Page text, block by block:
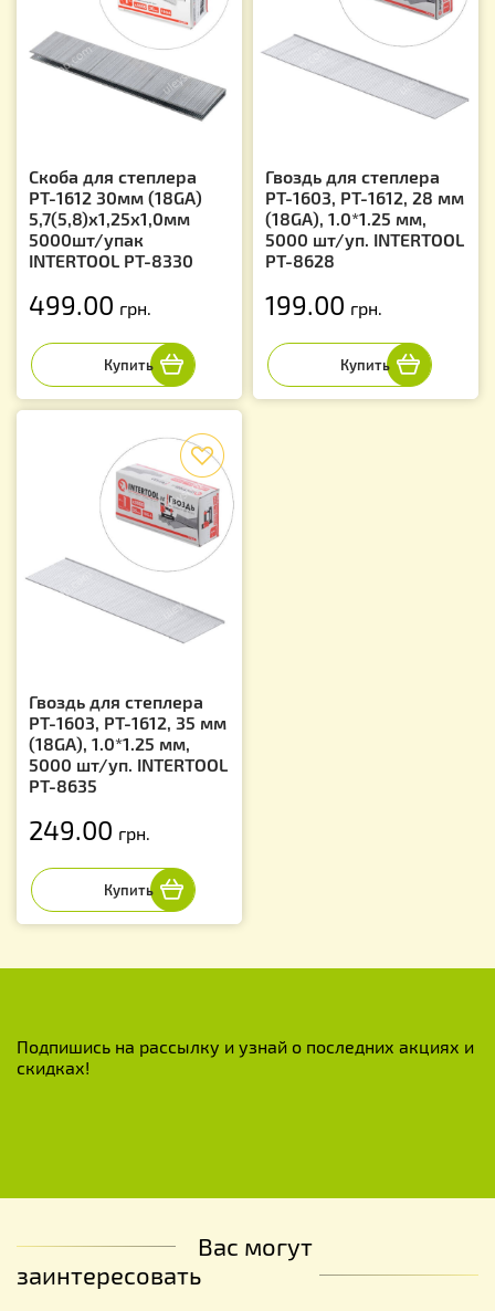
Скоба для степлера
РТ-1612 30мм (18GA)
5,7(5,8)x1,25x1,0мм
5000шт/упак
INTERTOOL PT-8330
499.00 грн.
Гвоздь для степлера
PT-1603, PT-1612, 28 мм
(18GA), 1.0*1.25 мм,
5000 шт/уп. INTERTOOL
PT-8628
199.00 грн.
Гвоздь для степлера
PT-1603, PT-1612, 35 мм
(18GA), 1.0*1.25 мм,
5000 шт/уп. INTERTOOL
PT-8635
249.00 грн.
Подпишись на рассылку и узнай о последних акциях и
скидках!
Вас могут
заинтересовать